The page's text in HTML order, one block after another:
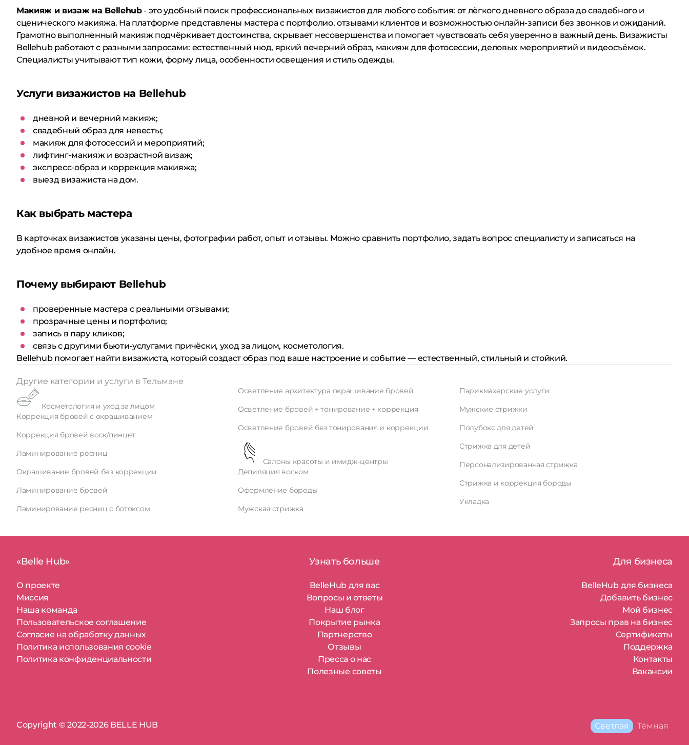
Макияж и визаж на Bellehub- это удобный поиск профессиональных визажистов для любого события: от лёгкого дневного образа до свадебного и
сценического макияжа. На платформе представлены мастера с портфолио, отзывами клиентов и возможностью онлайн-записи без звонков и ожиданий.
Грамотно выполненный макияж подчёркивает достоинства, скрывает несовершенства и помогает чувствовать себя уверенно в важный день. Визажисты
Bellehub работают с разными запросами: естественный нюд, яркий вечерний образ, макияж для фотосессии, деловых мероприятий и видеосъёмок.
Специалисты учитывают тип кожи, форму лица, особенности освещения и стиль одежды.
Услуги визажистов на Bellehub
дневной и вечерний макияж;
свадебный образ для невесты;
макияж для фотосессий и мероприятий;
лифтинг-макияж и возрастной визаж;
экспресс-образ и коррекция макияжа;
выезд визажиста на дом.
Как выбрать мастера
В карточках визажистов указаны цены, фотографии работ, опыт и отзывы. Можно сравнить портфолио, задать вопрос специалисту и записаться на
удобное время онлайн.
Почему выбирают Bellehub
проверенные мастера с реальными отзывами;
прозрачные цены и портфолио;
запись в пару кликов;
связь с другими бьюти-услугами: причёски, уход за лицом, косметология.
Bellehub помогает найти визажиста, который создаст образ под ваше настроение и событие — естественный, стильный и стойкий.
Другие категории и услуги в Тельмане
Косметология и уход за лицом
Коррекция бровей с окрашиванием
Коррекция бровей воск/пинцет
Ламинирование ресниц
Окрашивание бровей без коррекции
Ламинирование бровей
Ламинирование ресниц с ботоксом
Осветление архитектура окрашивание бровей
Осветление бровей + тонирование + коррекция
Осветление бровей без тонирования и коррекции
Салоны красоты и имидж-центры
Депиляция воском
Оформление бороды
Мужская стрижка
Парикмахерские услуги
Мужские стрижки
Полубокс для детей
Стрижка для детей
Персонализированная стрижка
Стрижка и коррекция бороды
Укладка
«Belle Hub»
О проекте
Миссия
Наша команда
Пользовательское соглашение
Согласие на обработку данных
Политика использования cookie
Политика конфиденциальности
Узнать больше
BelleHub для вас
Вопросы и ответы
Наш блог
Покрытие рынка
Партнерство
Отзывы
Пресса о нас
Полезные советы
Для бизнеса
BelleHub для бизнеса
Добавить бизнес
Мой бизнес
Запросы прав на бизнес
Сертификаты
Поддержка
Контакты
Вакансии
Copyright © 2022-2026 BELLE HUB
Тема
сайта:
Светлая Тёмная